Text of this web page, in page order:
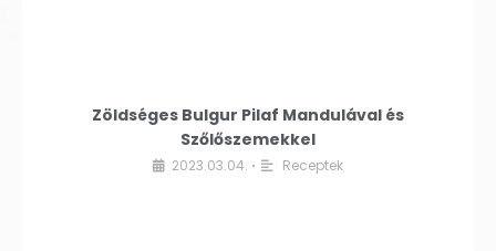
Zöldséges Bulgur Pilaf Mandulával és
Szőlőszemekkel
2023.03.04. • Receptek